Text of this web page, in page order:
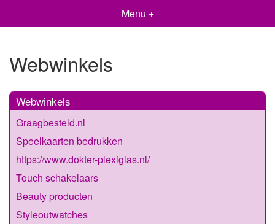
Menu +
Webwinkels
Webwinkels
Graagbesteld.nl
Speelkaarten bedrukken
https://www.dokter-plexiglas.nl/
Touch schakelaars
Beauty producten
Styleoutwatches